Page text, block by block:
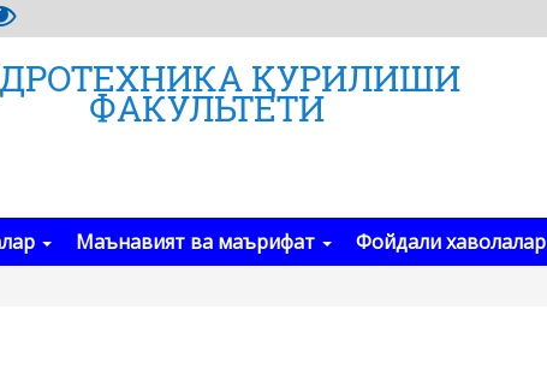
ҚУРИЛИШИ
ФАКУЛЬТЕТИ
Маънавият ва маърифат Фойдали хаволалар